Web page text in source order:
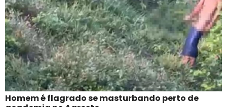
Homem é flagrado se masturbando perto de